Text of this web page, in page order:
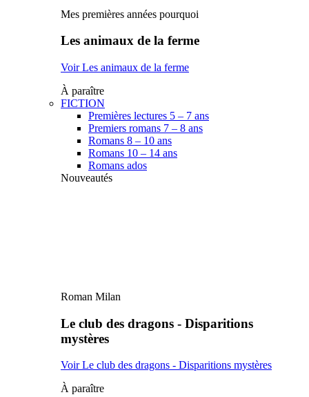
Mes premières années pourquoi
Les animaux de la ferme
Voir Les animaux de la ferme
À paraître
FICTION
Premières lectures 5 – 7 ans
Premiers romans 7 – 8 ans
Romans 8 – 10 ans
Romans 10 – 14 ans
Romans ados
Nouveautés
Roman Milan
Le club des dragons - Disparitions
mystères
Voir Le club des dragons - Disparitions mystères
À paraître